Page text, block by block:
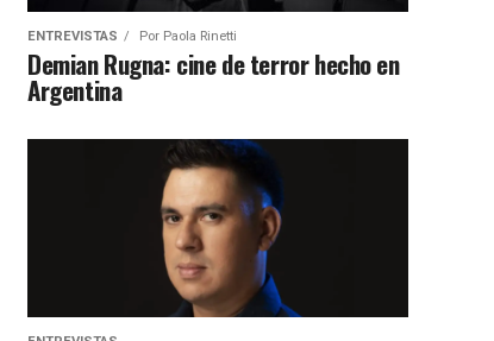
ENTREVISTAS Por Paola Rinetti
Demian Rugna: cine de terror hecho en
Argentina